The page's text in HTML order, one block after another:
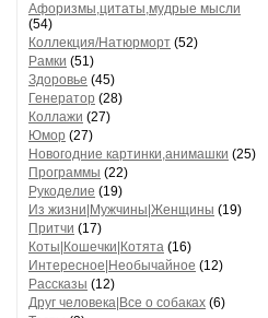
Афоризмы,цитаты,мудрые мысли
(54)
Коллекция/Натюрморт (52)
Рамки (51)
Здоровье (45)
Генератор (28)
Коллажи (27)
Юмор (27)
Новогодние картинки,анимашки (25)
Программы (22)
Рукоделие (19)
Из жизни|Мужчины|Женщины (19)
Притчи (17)
Коты|Кошечки|Котята (16)
Интересное|Необычайное (12)
Рассказы (12)
Друг человека|Все о собаках (6)